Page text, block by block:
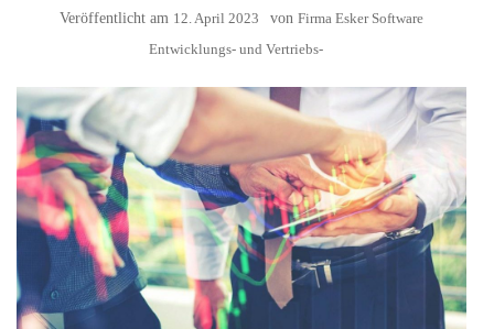
Veröffentlicht am 12. April 2023 von Firma Esker Software
Entwicklungs- und Vertriebs-